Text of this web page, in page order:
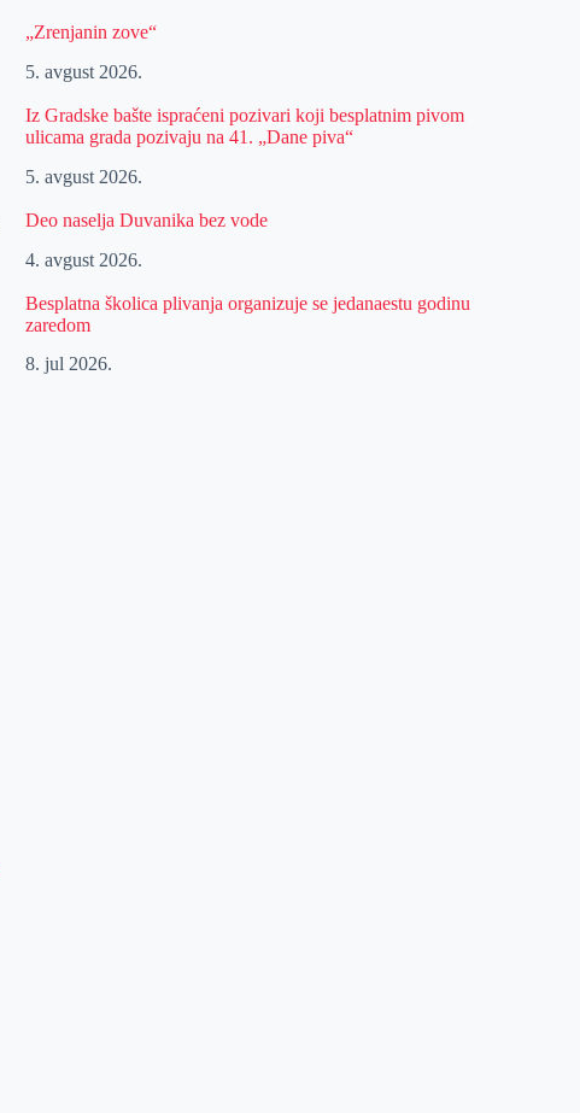
„Zrenjanin zove“
5. avgust 2026.
Iz Gradske bašte ispraćeni pozivari koji besplatnim pivom
ulicama grada pozivaju na 41. „Dane piva“
5. avgust 2026.
Deo naselja Duvanika bez vode
4. avgust 2026.
Besplatna školica plivanja organizuje se jedanaestu godinu
zaredom
8. jul 2026.